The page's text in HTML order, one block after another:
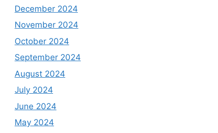
December 2024
November 2024
October 2024
September 2024
August 2024
July 2024
June 2024
May 2024